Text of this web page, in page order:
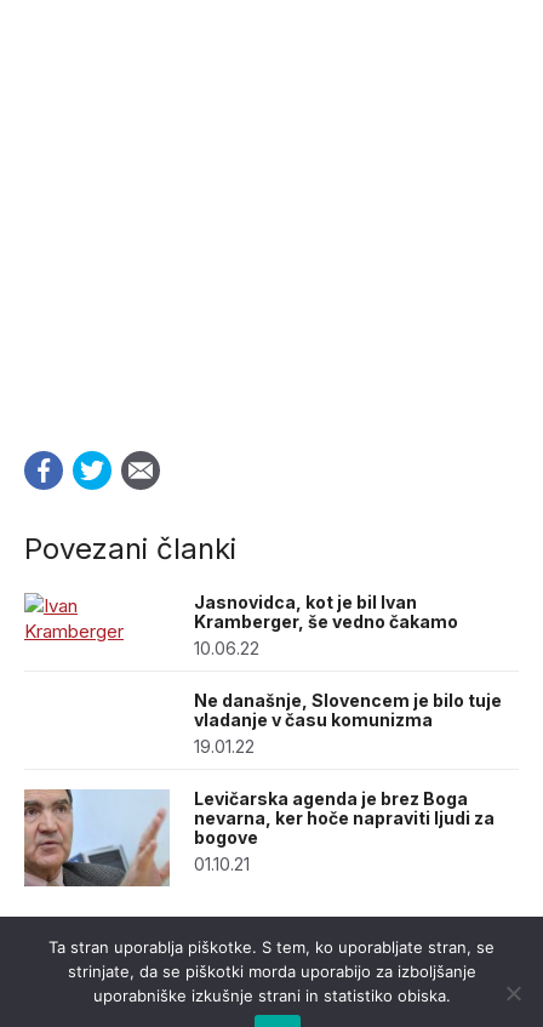
Povezani članki
Jasnovidca, kot je bil Ivan
Kramberger, še vedno čakamo
10.06.22
Ne današnje, Slovencem je bilo tuje
vladanje v času komunizma
19.01.22
Levičarska agenda je brez Boga
nevarna, ker hoče napraviti ljudi za
bogove
01.10.21
Ta stran uporablja piškotke. S tem, ko uporabljate stran, se
strinjate, da se piškotki morda uporabijo za izboljšanje
uporabniške izkušnje strani in statistiko obiska.